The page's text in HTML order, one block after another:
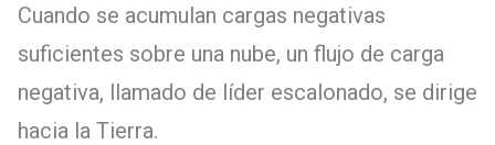
Cuando se acumulan cargas negativas
suficientes sobre una nube, un flujo de carga
negativa, llamado de líder escalonado, se dirige
hacia la Tierra.